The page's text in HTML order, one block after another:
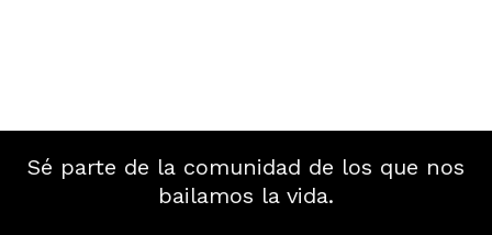
Sé parte de la comunidad de los que nos
bailamos la vida.